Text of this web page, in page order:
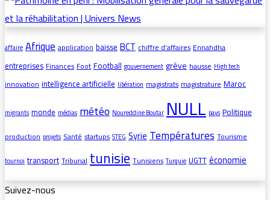
affaire AfriqueapplicationbaisseBCTchiffre d’affairesEnnahdha
entreprisesFinancesFootFootball gouvernement grèvehausse High tech
innovationintelligence artificielle libération magistratsmagistratureMaroc
migrants monde médias météo Noureddine Boutar NULL pays Politique
production projets Santéstartups STEG SyrieTempératuresTourisme
tournoi transportTribunaltunisieTunisiens Turquie UGTTéconomie
Suivez-nous